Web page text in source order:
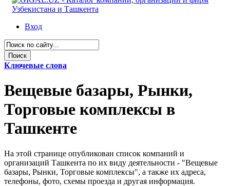
Вход
Ключевые слова
Вещевые базары, Рынки,
Торговые комплексы в
Ташкенте
На этой странице опубликован список компаний и
организаций Ташкента по их виду деятельности - "Вещевые
базары, Рынки, Торговые комплексы", а также их адреса,
телефоны, фото, схемы проезда и другая информация.